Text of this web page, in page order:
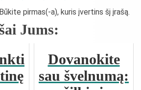
pirmas(-a), kuris įvertins šį įrašą.
Jums:
Dovanokite
sau švelnumą: